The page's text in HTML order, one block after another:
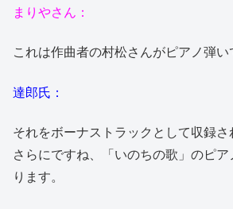
まりやさん：
これは作曲者の村松さんがピアノ弾い
達郎氏：
それをボーナストラックとして収録さ
さらにですね、「いのちの歌」のピ
ります。